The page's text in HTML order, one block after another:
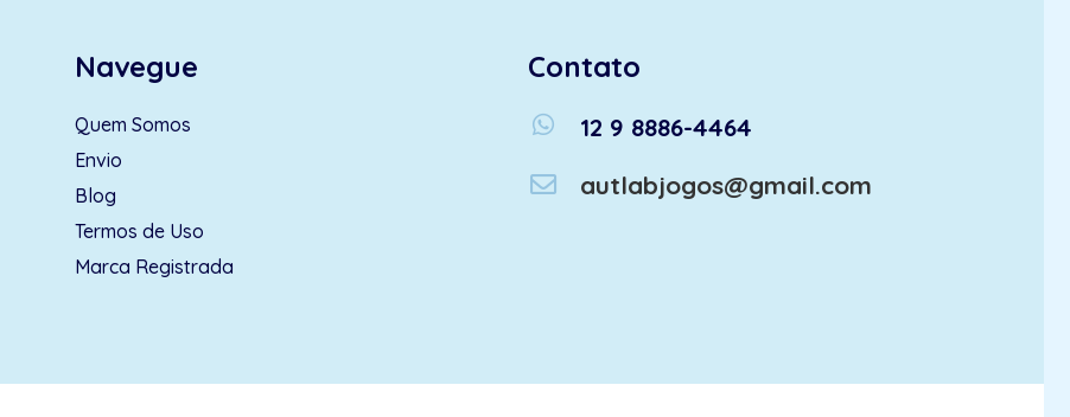
Navegue
Quem Somos
Envio
Blog
Termos de Uso
Marca Registrada
Contato
whatsapp
12 9 8886-4464
autlabjogos@gmail.com